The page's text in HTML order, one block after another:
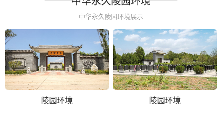
中华永久陵园环境展示
陵园环境 陵园环境